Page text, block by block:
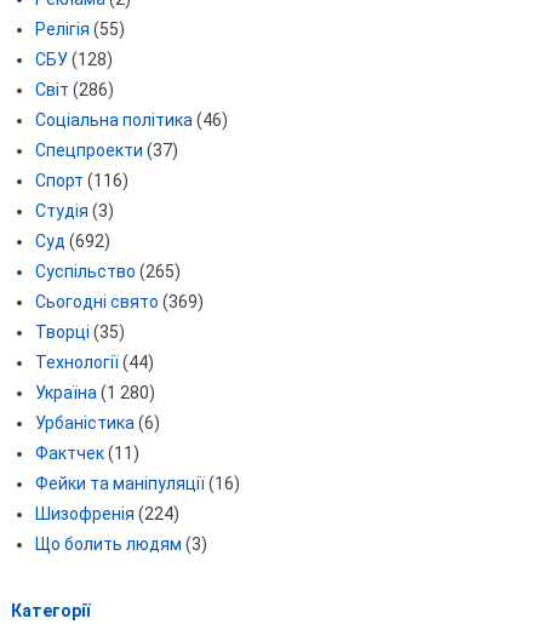
Релігія (55)
СБУ(128)
Світ (286)
Соціальна політика(46)
Спецпроекти (37)
Спорт (116)
Студія (3)
Суд (692)
Суспільство (265)
Сьогодні свято (369)
Творці (35)
Технології(44)
Україна(1 280)
Урбаністика(6)
Фактчек(11)
Фейки та маніпуляції(16)
Шизофренія (224)
Що болить людям (3)
Категорії